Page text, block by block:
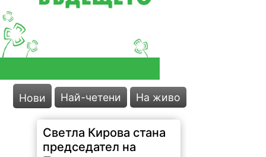
Нови Най-четени На живо
Светла Кирова стана
председател на